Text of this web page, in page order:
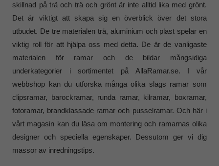
skillnad på trä och trä och grönt är inte alltid lika med grönt.
Det är viktigt att skapa sig en överblick över det stora
utbudet. De tre materialen trä, aluminium och plast spelar en
viktig roll för att hjälpa oss med detta. De är de vanligaste
materialen för ramar och de bildar mångsidiga
underkategorier i sortimentet på AllaRamar.se. I vår
webbshop kan du utforska många olika slags ramar som
clipsramar, barockramar, runda ramar, kilramar, boxramar,
fotoramar, brandklassade ramar och pusselramar. Och här i
vårt magasin kan du läsa om montering och ramarnas olika
designer och speciella egenskaper. Dessutom ger vi dig
massor av inredningstips.